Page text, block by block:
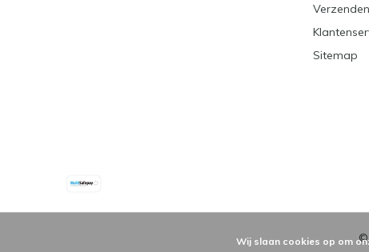
Sitemap
©
Wij slaan cookies op om